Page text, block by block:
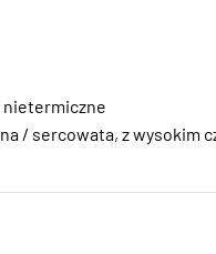
nietermiczne
/ sercowata, z wysokim